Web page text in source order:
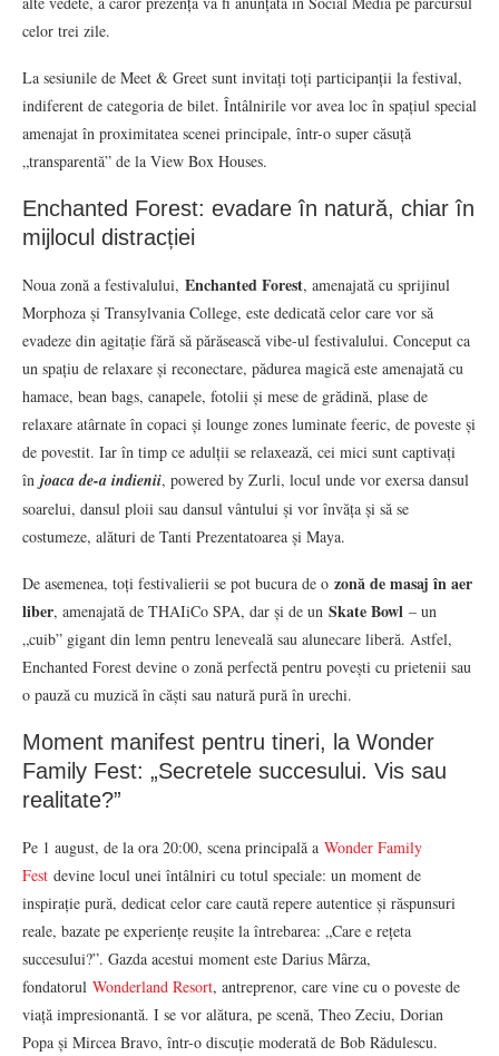
celor trei zile.
La sesiunile de Meet & Greet sunt invitați toți participanții la festival,
indiferent de categoria de bilet. Întâlnirile vor avea loc în spațiul special
amenajat în proximitatea scenei principale, într-o super căsuță
„transparentă” de la View Box Houses.
Enchanted Forest: evadare în natură, chiar în
mijlocul distracției
Noua zonă a festivalului, Enchanted Forest, amenajată cu sprijinul
Morphoza și Transylvania College, este dedicată celor care vor să
evadeze din agitație fără să părăsească vibe-ul festivalului. Conceput ca
un spațiu de relaxare și reconectare, pădurea magică este amenajată cu
hamace, bean bags, canapele, fotolii și mese de grădină, plase de
relaxare atârnate în copaci și lounge zones luminate feeric, de poveste și
de povestit. Iar în timp ce adulții se relaxează, cei mici sunt captivați
în joaca de-a indienii, powered by Zurli, locul unde vor exersa dansul
soarelui, dansul ploii sau dansul vântului și vor învăța și să se
costumeze, alături de Tanti Prezentatoarea și Maya.
De asemenea, toți festivalierii se pot bucura de o zonă de masaj în aer
liber, amenajată de THAIiCo SPA, dar și de un Skate Bowl – un
„cuib” gigant din lemn pentru leneveală sau alunecare liberă. Astfel,
Enchanted Forest devine o zonă perfectă pentru povești cu prietenii sau
o pauză cu muzică în căști sau natură pură în urechi.
Moment manifest pentru tineri, la Wonder
Family Fest: „Secretele succesului. Vis sau
realitate?”
Pe 1 august, de la ora 20:00, scena principală a Wonder Family
Fest devine locul unei întâlniri cu totul speciale: un moment de
inspirație pură, dedicat celor care caută repere autentice și răspunsuri
reale, bazate pe experiențe reușite la întrebarea: „Care e rețeta
succesului?”. Gazda acestui moment este Darius Mârza,
fondatorul Wonderland Resort, antreprenor, care vine cu o poveste de
viață impresionantă. I se vor alătura, pe scenă, Theo Zeciu, Dorian
Popa și Mircea Bravo, într-o discuție moderată de Bob Rădulescu.